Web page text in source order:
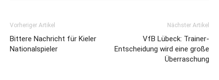
Vorheriger Artikel
Bittere Nachricht für Kieler
Nationalspieler
Nächster Artikel
VfB Lübeck: Trainer-
Entscheidung wird eine große
Überraschung